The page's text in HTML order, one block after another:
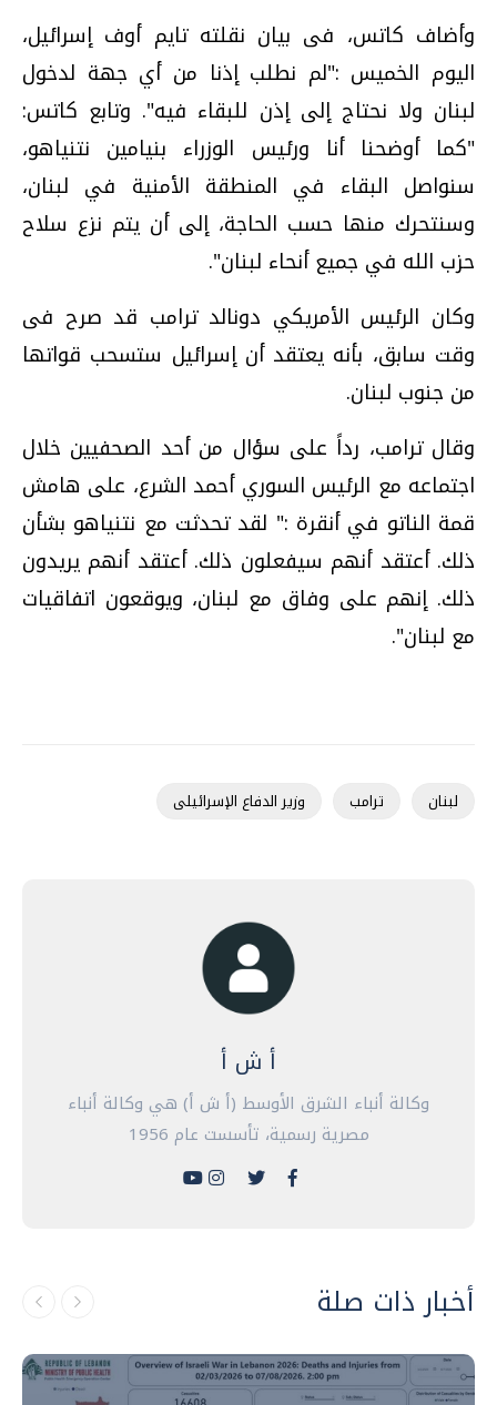
وأضاف كاتس، فى بيان نقلته تايم أوف إسرائيل،
اليوم الخميس :"لم نطلب إذنا من أي جهة لدخول
لبنان ولا نحتاج إلى إذن للبقاء فيه". وتابع كاتس:
"كما أوضحنا أنا ورئيس الوزراء بنيامين نتنياهو،
سنواصل البقاء في المنطقة الأمنية في لبنان،
وسنتحرك منها حسب الحاجة، إلى أن يتم نزع سلاح
حزب الله في جميع أنحاء لبنان".
وكان الرئيس الأمريكي دونالد ترامب قد صرح فى
وقت سابق، بأنه يعتقد أن إسرائيل ستسحب قواتها
‌من جنوب لبنان.
وقال ترامب، رداً على سؤال من أحد الصحفيين خلال
اجتماعه مع الرئيس السوري أحمد الشرع، على هامش
قمة الناتو في أنقرة :" لقد تحدثت مع نتنياهو بشأن
ذلك. أعتقد أنهم سيفعلون ذلك. أعتقد أنهم يريدون
ذلك. إنهم على وفاق مع لبنان، ويوقعون اتفاقيات
مع لبنان".
لبنان ترامب وزير الدفاع الإسرائيلى
أ ش أ
وكالة أنباء الشرق الأوسط (أ ش أ) هي وكالة أنباء
مصرية رسمية، تأسست عام 1956
أخبار ذات صلة